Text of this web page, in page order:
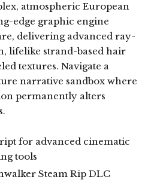
atmospheric European
edge graphic engine
delivering advanced ray-
lifelike strand-based hair
textures. Navigate a
narrative sandbox where
permanently alters
for advanced cinematic
tools
Steam Rip DLC